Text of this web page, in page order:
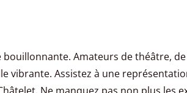
Amateurs de théâtre,
Assistez à une
Ne manquez pas non plus